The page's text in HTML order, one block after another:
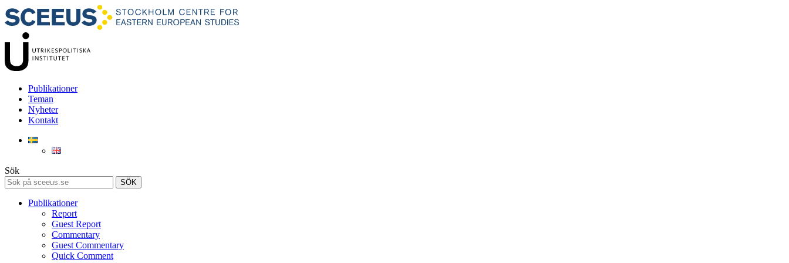
Publikationer
Teman
Nyheter
Kontakt
Sök
SÖK
Publikationer
Report
Guest Report
Commentary
Guest Commentary
Quick Comment